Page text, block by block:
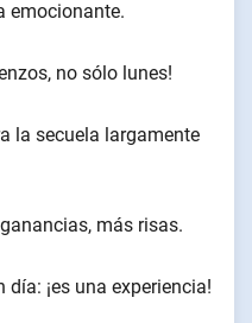
emocionante.
no sólo lunes!
la secuela largamente
más risas.
día: ¡es una experiencia!